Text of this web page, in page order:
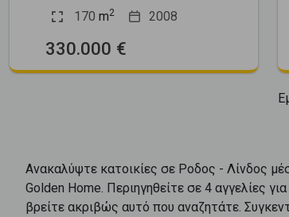
170 m2 2008
330.000 €
Ανακαλύψτε κατοικίες σε Ροδος - Λίνδος
Golden Home. Περιηγηθείτε σε 4 αγγελίες για
βρείτε ακριβώς αυτό που αναζητάτε.